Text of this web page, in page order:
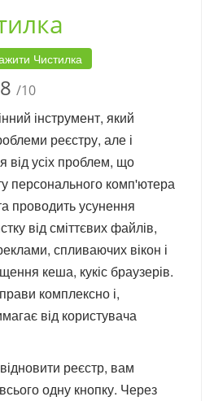
Чистилка
8 /10
інструмент, який
реєстру, але і
від усіх проблем, що
персонального комп'ютера
проводить усунення
від сміттєвих файлів,
спливаючих вікон і
кеша, кукіс браузерів.
комплексно і,
від користувача
реєстр, вам
одну кнопку. Через